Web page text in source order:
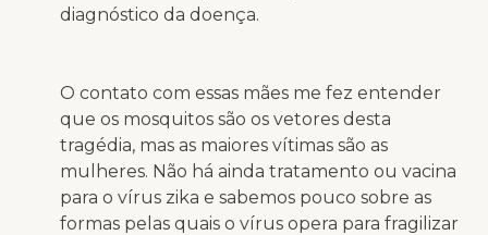
diagnóstico da doença.
O contato com essas mães me fez entender
que os mosquitos são os vetores desta
tragédia, mas as maiores vítimas são as
mulheres. Não há ainda tratamento ou vacina
para o vírus zika e sabemos pouco sobre as
formas pelas quais o vírus opera para fragilizar